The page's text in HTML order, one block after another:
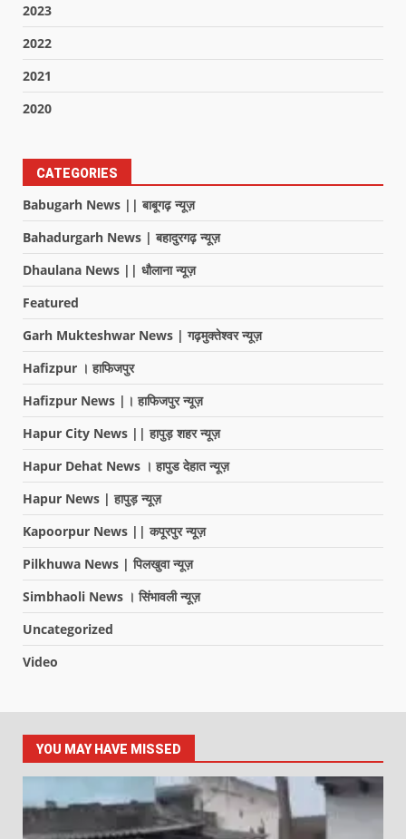
2023
2022
2021
2020
CATEGORIES
Babugarh News || बाबूगढ़ न्यूज़
Bahadurgarh News | बहादुरगढ़ न्यूज़
Dhaulana News || धौलाना न्यूज़
Featured
Garh Mukteshwar News | गढ़मुक्तेश्वर न्यूज़
Hafizpur । हाफिजपुर
Hafizpur News |। हाफिजपुर न्यूज़
Hapur City News || हापुड़ शहर न्यूज़
Hapur Dehat News । हापुड देहात न्यूज़
Hapur News | हापुड़ न्यूज़
Kapoorpur News || कपूरपुर न्यूज़
Pilkhuwa News | पिलखुवा न्यूज़
Simbhaoli News । सिंभावली न्यूज़
Uncategorized
Video
YOU MAY HAVE MISSED